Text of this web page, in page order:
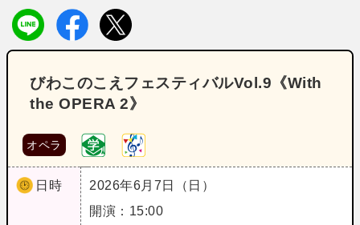
びわこのこえフェスティバルVol.9《With
the OPERA 2》
オペラ
日時
2026年6月7日（日）
開演：15:00